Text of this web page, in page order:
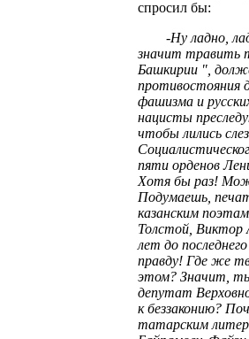
спросил бы:
-Ну ладно,
значит травить
Башкирии ",
противостояния
фашизма и
нацисты
чтобы лились
пяти орденов
Хотя бы раз!
Подумаешь,
казанским
Толстой, Виктор
лет до
правду! Где же
этом? Значит,
депутат
к беззаконию?
татарским